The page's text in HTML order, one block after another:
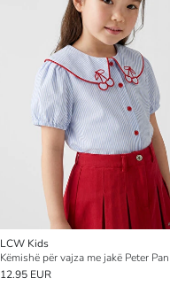
LCW Kids
Këmishë për vajza me jakë Peter Pan
12.95 EUR